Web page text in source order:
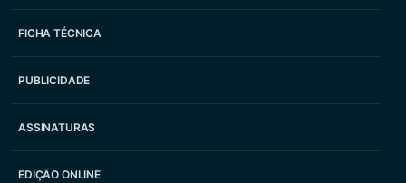
FICHA TÉCNICA
PUBLICIDADE
ASSINATURAS
EDIÇÃO ONLINE